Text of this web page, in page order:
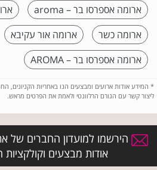
ארומה אספרסו בר – aroma
ארומה כשר
ארומה אור עקיבא
ארומה אספרסו בר – AROMA
* המידע אודות ארועים ומבצעים הנו באחריות הקניונים,
ליצור קשר עם הגורם הרלוונטי ולאמת את הפרטים מראש.
הירשמו למועדון החברים של
אודות מבצעים